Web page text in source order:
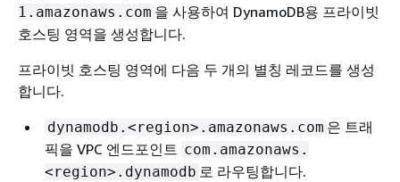
1.amazonaws.com 을 사용하여 DynamoDB용 프라이빗
호스팅 영역을 생성합니다.
프라이빗 호스팅 영역에 다음 두 개의 별칭 레코드를 생성
합니다.
dynamodb.<region>.amazonaws.com 은 트래
픽을 VPC 엔드포인트 com.amazonaws.
<region>.dynamodb 로 라우팅합니다.